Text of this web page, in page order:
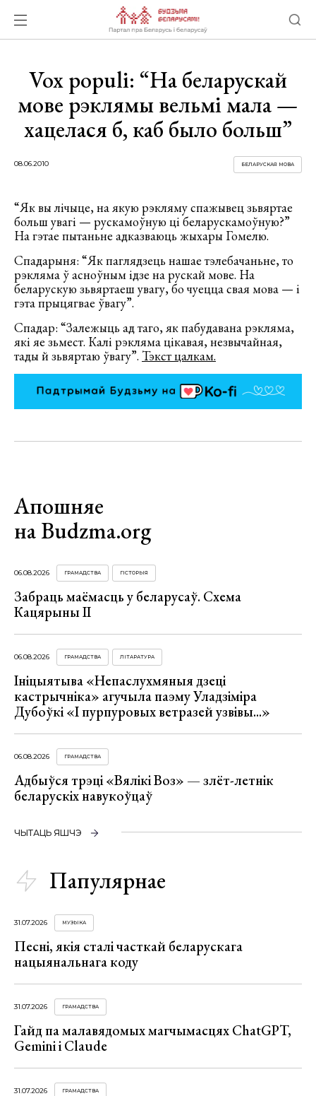
Vox populi: “На беларускай
мове рэклямы вельмі мала —
хацелася б, каб было больш”
08.06.2010 БЕЛАРУСКАЯ МОВА
“Як вы лічыце, на якую рэкляму спажывец зьвяртае
больш увагі — рускамоўную ці беларускамоўную?”
На гэтае пытаньне адказваюць жыхары Гомелю.
Спадарыня: “Як паглядзець нашае тэлебачаньне, то
рэкляма ў асноўным ідзе на рускай мове. На
беларускую зьвяртаеш увагу, бо чуецца свая мова — і
гэта прыцягвае ўвагу”.
Спадар: “Залежыць ад таго, як пабудавана рэкляма,
які яе зьмест. Калі рэкляма цікавая, незвычайная,
тады й зьвяртаю ўвагу”. Тэкст цалкам.
Апошняе
на Budzma.org
06.08.2026 ГРАМАДСТВА ГІСТОРЫЯ
Забраць маёмасць у беларусаў. Схема
Кацярыны ІІ
06.08.2026 ГРАМАДСТВА ЛІТАРАТУРА
Ініцыятыва «Непаслухмяныя дзеці
кастрычніка» агучыла паэму Уладзіміра
Дубоўкі «І пурпуровых ветразей узвівы...»
06.08.2026 ГРАМАДСТВА
Адбыўся трэці «Вялікі Воз» — злёт-летнік
беларускіх навукоўцаў
ЧЫТАЦЬ ЯШЧЭ
Папулярнае
31.07.2026 МУЗЫКА
Песні, якія сталі часткай беларускага
нацыянальнага коду
31.07.2026 ГРАМАДСТВА
Гайд па малавядомых магчымасцях ChatGPT,
Gemini і Claude
31.07.2026 ГРАМАДСТВА